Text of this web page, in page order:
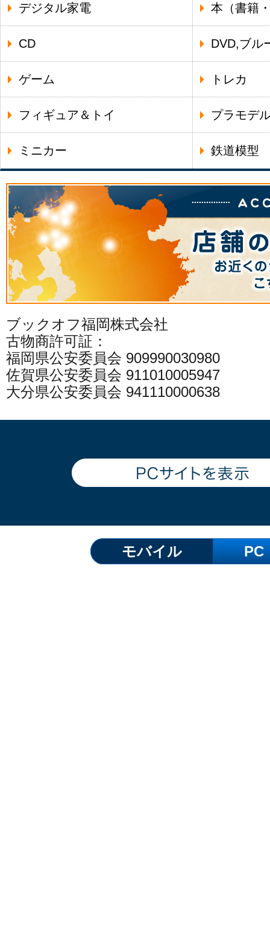
デジタル家電 本（書籍
CD DVD,ブル
ゲーム トレカ
フィギュア＆トイ プラモデ
ミニカー 鉄道模型
ブックオフ福岡株式会社
古物商許可証：
福岡県公安委員会 909990030980
佐賀県公安委員会 911010005947
大分県公安委員会 941110000638
モバイル PC